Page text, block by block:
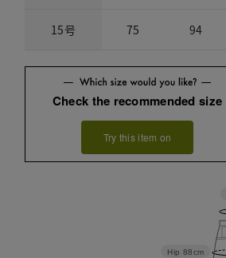
15号 75 94
Check the recommended size
Try this item on
Hip 88cm